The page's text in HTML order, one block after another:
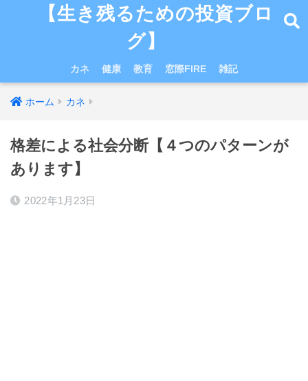
【生き残るための投資ブロ
グ】
カネ 健康 教育 窓際FIRE 雑記
ホーム カネ
格差による社会分断【４つのパターンが
あります】
2022年1月23日